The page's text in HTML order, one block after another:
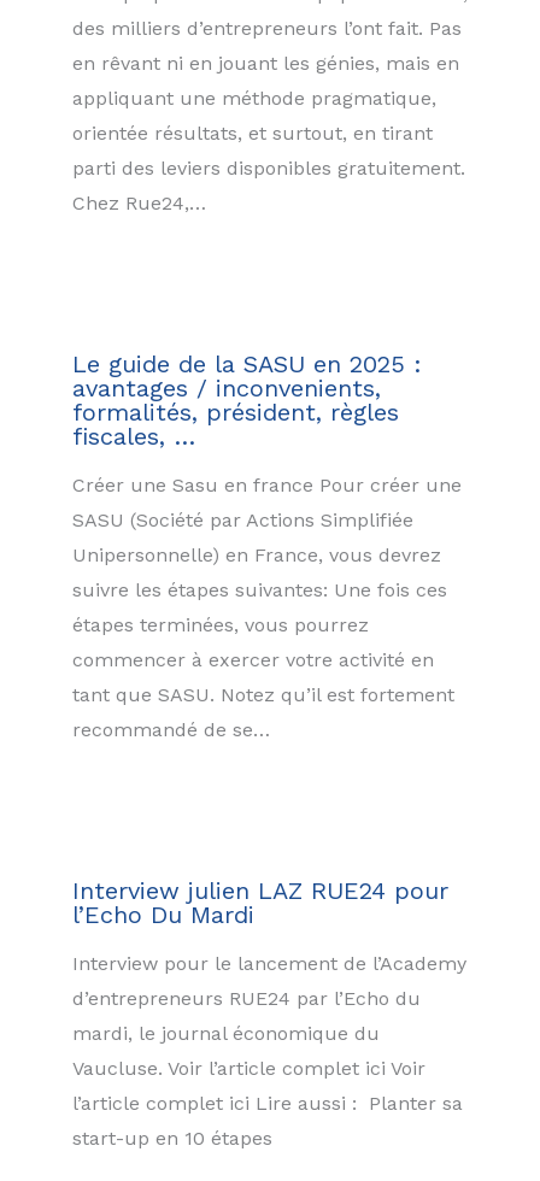
des milliers d’entrepreneurs l’ont fait. Pas
en rêvant ni en jouant les génies, mais en
appliquant une méthode pragmatique,
orientée résultats, et surtout, en tirant
parti des leviers disponibles gratuitement.
Chez Rue24,…
Le guide de la SASU en 2025 :
avantages / inconvenients,
formalités, président, règles
fiscales, …
Créer une Sasu en france Pour créer une
SASU (Société par Actions Simplifiée
Unipersonnelle) en France, vous devrez
suivre les étapes suivantes: Une fois ces
étapes terminées, vous pourrez
commencer à exercer votre activité en
tant que SASU. Notez qu’il est fortement
recommandé de se…
Interview julien LAZ RUE24 pour
l’Echo Du Mardi
Interview pour le lancement de l’Academy
d’entrepreneurs RUE24 par l’Echo du
mardi, le journal économique du
Vaucluse. Voir l’article complet ici Voir
l’article complet ici Lire aussi : Planter sa
start-up en 10 étapes